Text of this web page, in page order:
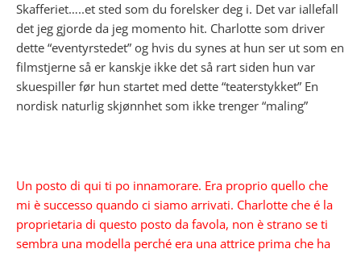
Skafferiet…..et sted som du forelsker deg i. Det var iallefall
det jeg gjorde da jeg momento hit. Charlotte som driver
dette “eventyrstedet” og hvis du synes at hun ser ut som en
filmstjerne så er kanskje ikke det så rart siden hun var
skuespiller før hun startet med dette “teaterstykket” En
nordisk naturlig skjønnhet som ikke trenger “maling”
Un posto di qui ti po innamorare. Era proprio quello che
mi è successo quando ci siamo arrivati. Charlotte che é la
proprietaria di questo posto da favola, non è strano se ti
sembra una modella perché era una attrice prima che ha